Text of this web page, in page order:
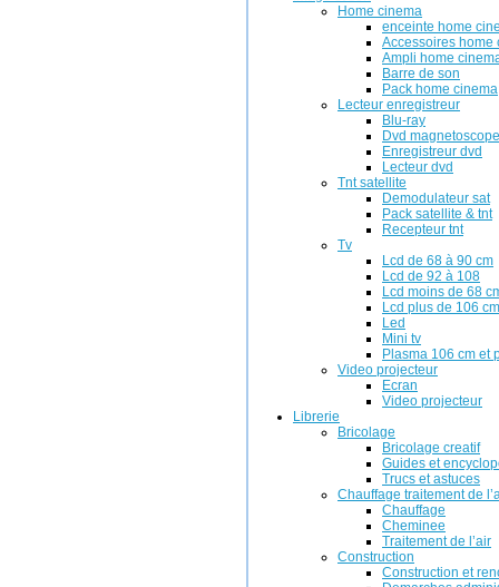
Home cinema
enceinte home
Accessoires home
Ampli home
Barre de son
Pack home cinema
Lecteur enregistreur
Blu-ray
Dvd magnetoscope
Enregistreur dvd
Lecteur dvd
Tnt satellite
Demodulateur sat
Pack satellite & tnt
Recepteur tnt
Tv
Lcd de 68 à 90 cm
Lcd de 92 à 108
Lcd moins de 68
Lcd plus de 106 cm
Led
Mini tv
Plasma 106 cm et
Video projecteur
Ecran
Video projecteur
Librerie
Bricolage
Bricolage creatif
Guides et
Trucs et astuces
Chauffage traitement de
Chauffage
Cheminee
Traitement de l’air
Construction
Construction et